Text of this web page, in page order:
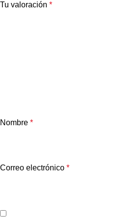
Tu valoración *
Nombre *
Correo electrónico *